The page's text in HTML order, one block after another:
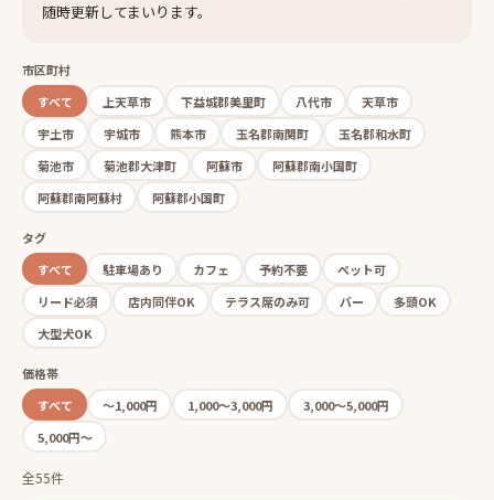
随時更新してまいります。
市区町村
すべて
上天草市 下益城郡美里町 八代市
天草市
宇土市
宇城市 熊本市 玉名郡南関町
玉名郡和水町
菊池市
菊池郡大津町 阿蘇市
阿蘇郡南小国町
阿蘇郡南阿蘇村
阿蘇郡小国町
タグ
すべて
駐車場あり カフェ 予約不要
ペット可
リード必須
店内同伴OK テラス席のみ可 バー
多頭OK
大型犬OK
価格帯
すべて
〜1,000円 1,000〜3,000円
3,000〜5,000円
5,000円〜
全55件